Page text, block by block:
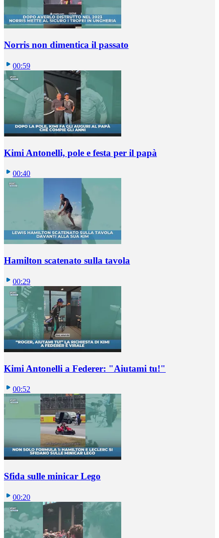
Norris non dimentica il passato
00:59
Kimi Antonelli, pole e festa per il papà
00:40
Hamilton scatenato sulla tavola
00:29
Kimi Antonelli a Federer: "Aiutami tu!"
00:52
Sfida sulle minicar Lego
00:20